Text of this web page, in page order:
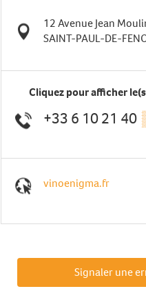
12 Avenue Jean
SAINT-PAUL-DE-
Cliquez pour afficher
+33 6 10 21 40
vinoenigma.fr
Signaler une